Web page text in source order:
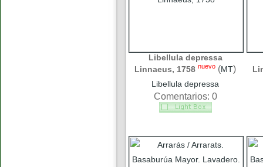
Libellula depressa
Linnaeus, 1758 nuevo (MT)
Libellula depressa
Comentarios: 0